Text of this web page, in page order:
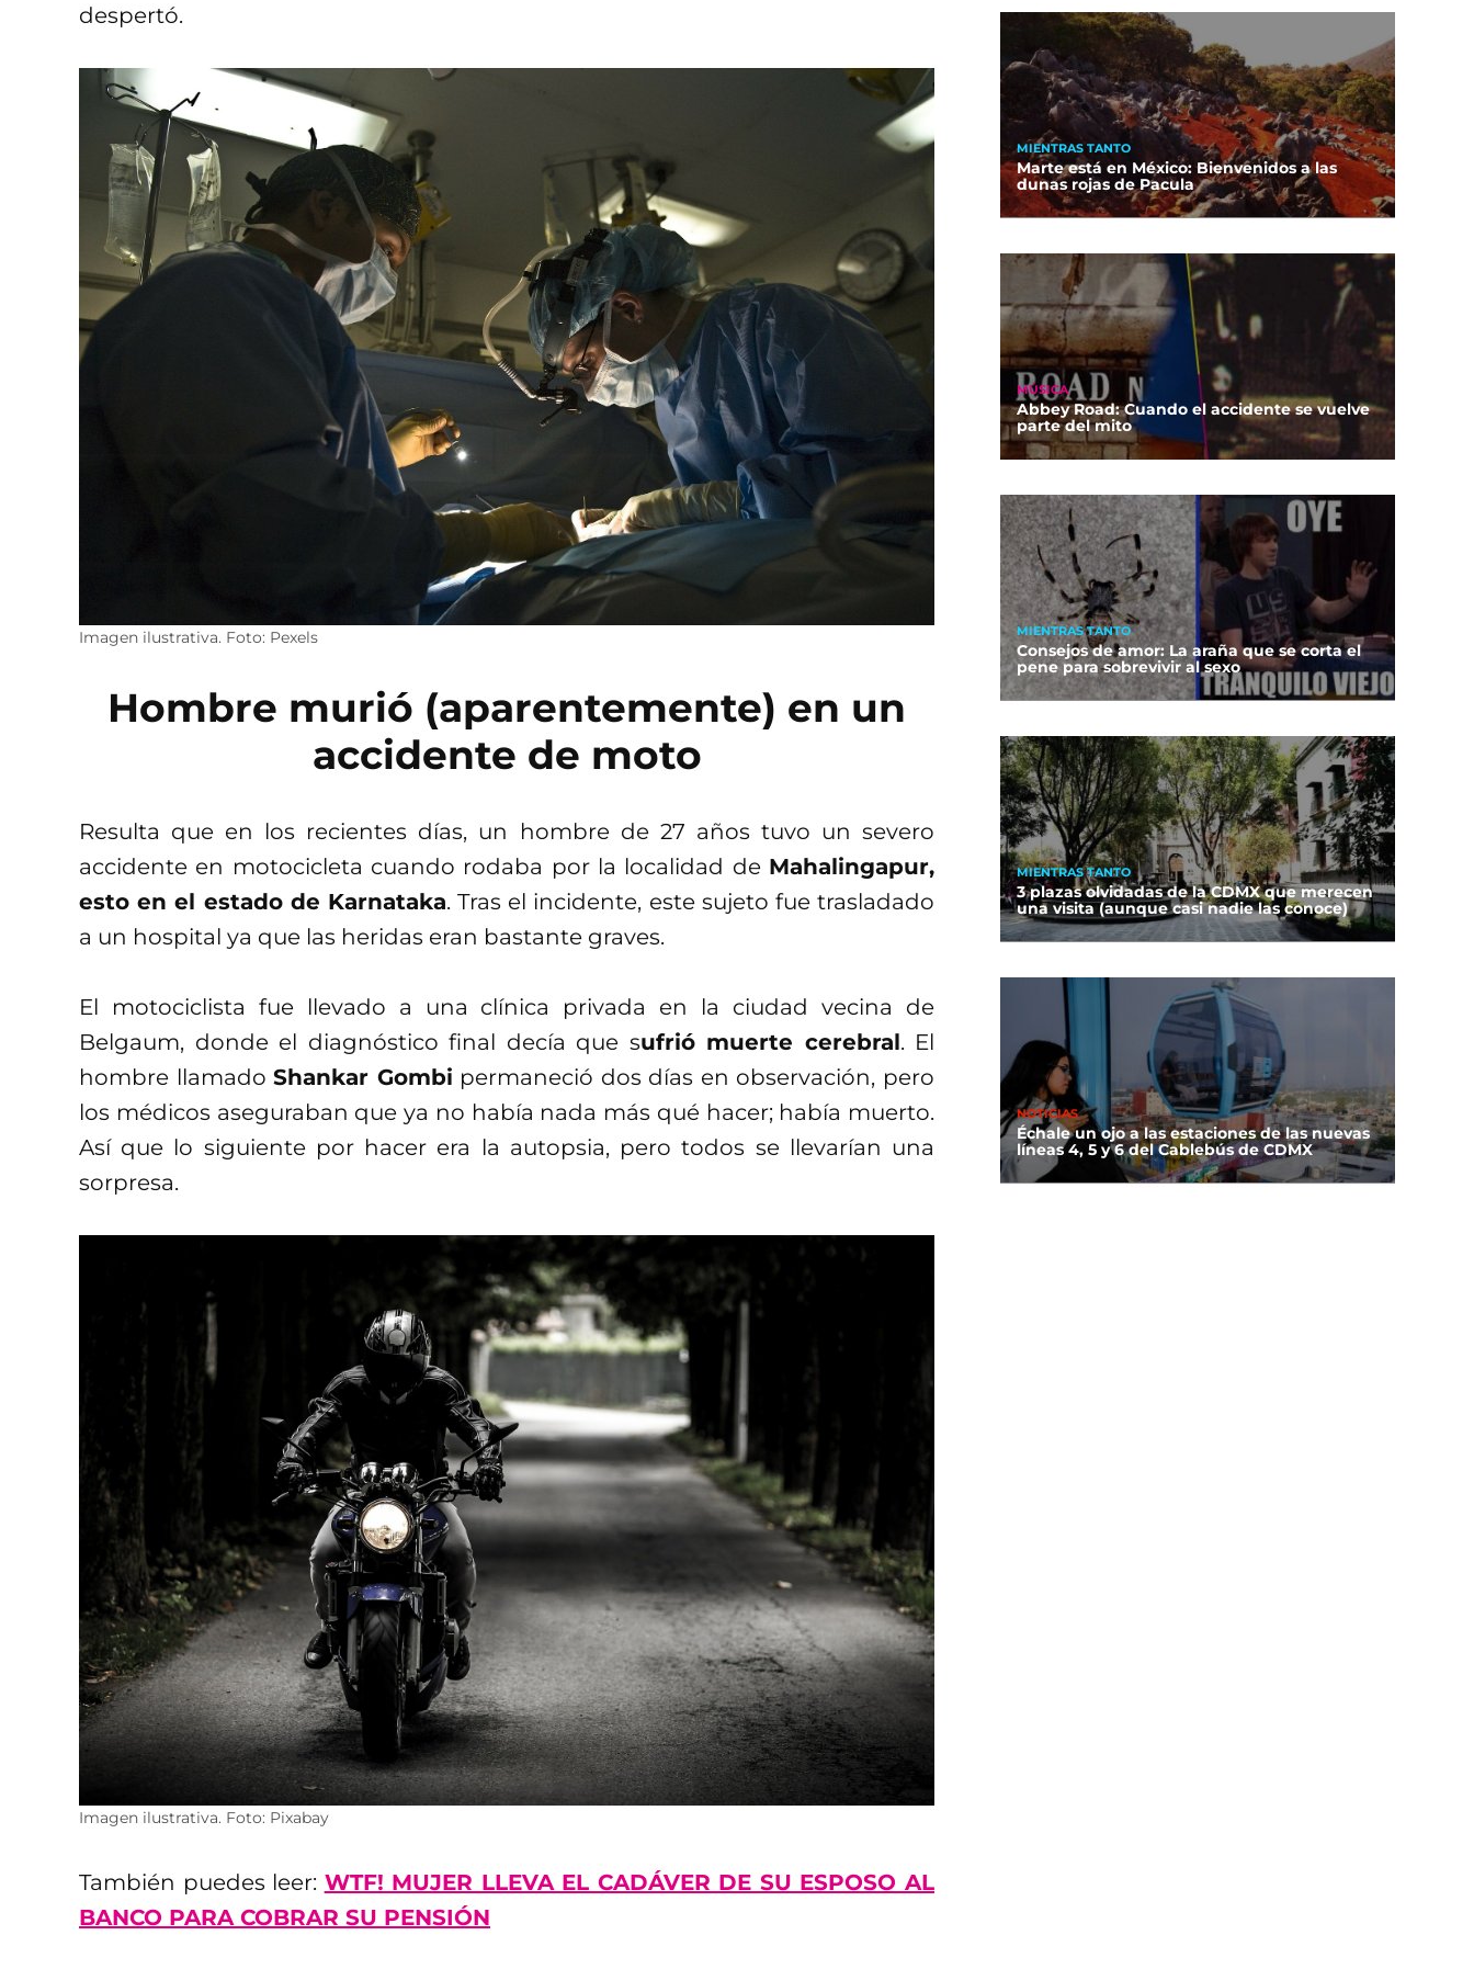
despertó.
Imagen ilustrativa. Foto: Pexels
Hombre murió (aparentemente) en un
accidente de moto
Resulta que en los recientes días, un hombre de 27 años tuvo un severo
accidente en motocicleta cuando rodaba por la localidad de Mahalingapur,
esto en el estado de Karnataka. Tras el incidente, este sujeto fue trasladado
a un hospital ya que las heridas eran bastante graves.
El motociclista fue llevado a una clínica privada en la ciudad vecina de
Belgaum, donde el diagnóstico final decía que sufrió muerte cerebral. El
hombre llamadoShankar Gombi permaneció dos días en observación, pero
los médicos aseguraban que ya no había nada más qué hacer; había muerto.
Así que lo siguiente por hacer era la autopsia, pero todos se llevarían una
sorpresa.
Imagen ilustrativa. Foto: Pixabay
También puedes leer: WTF! MUJER LLEVA EL CADÁVER DE SU ESPOSO AL
BANCO PARA COBRAR SU PENSIÓN
MIENTRAS TANTO
Marte está en México: Bienvenidos a las
dunas rojas de Pacula
MÚSICA
Abbey Road: Cuando el accidente se vuelve
parte del mito
MIENTRAS TANTO
Consejos de amor: La araña que se corta el
pene para sobrevivir al sexo
MIENTRAS TANTO
3 plazas olvidadas de la CDMX que merecen
una visita (aunque casi nadie las conoce)
NOTICIAS
Échale un ojo a las estaciones de las nuevas
líneas 4, 5 y 6 del Cablebús de CDMX